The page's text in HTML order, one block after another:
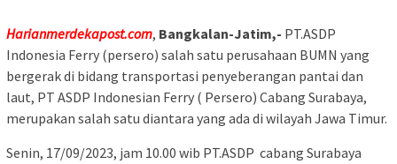
Harianmerdekapost.com, Bangkalan-Jatim,- PT.ASDP
Indonesia Ferry (persero) salah satu perusahaan BUMN yang
bergerak di bidang transportasi penyeberangan pantai dan
laut, PT ASDP Indonesian Ferry ( Persero) Cabang Surabaya,
merupakan salah satu diantara yang ada di wilayah Jawa Timur.
Senin, 17/09/2023, jam 10.00 wib PT.ASDP cabang Surabaya